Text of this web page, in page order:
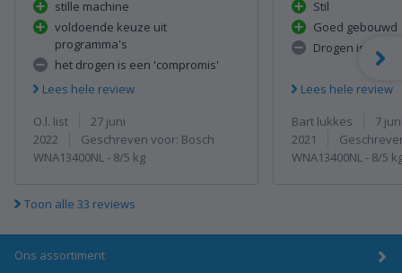
stille machine
voldoende keuze uit
programma's
het drogen is een 'compromis'
Lees hele review
O.l. list
27 juni
2022
Geschreven voor: Bosch
WNA13400NL - 8/5 kg
Stil
Goed gebouwd
Drogen is
Lees hele review
Bart lukkes
7
2021
WNA13400NL - 8/5
Toon alle 33 reviews
Ons assortiment